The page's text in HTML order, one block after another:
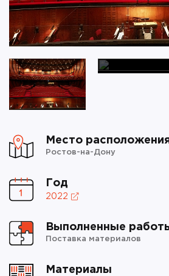
Место
Ростов-на-Дону
Год
2022
Выполненные
Поставка материалов
Материалы